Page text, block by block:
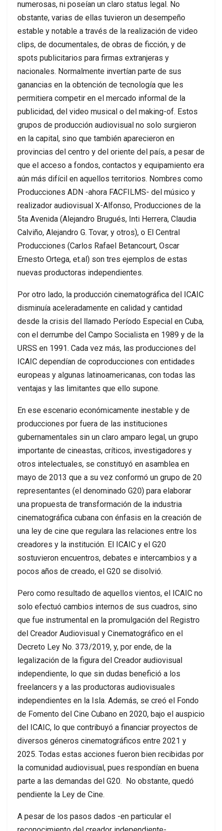
numerosas, ni poseían un claro status legal. No
obstante, varias de ellas tuvieron un desempeño
estable y notable a través de la realización de video
clips, de documentales, de obras de ficción, y de
spots publicitarios para firmas extranjeras y
nacionales. Normalmente invertían parte de sus
ganancias en la obtención de tecnología que les
permitiera competir en el mercado informal de la
publicidad, del video musical o del making-of. Estos
grupos de producción audiovisual no solo surgieron
en la capital, sino que también aparecieron en
provincias del centro y del oriente del país, a pesar de
que el acceso a fondos, contactos y equipamiento era
aún más difícil en aquellos territorios. Nombres como
Producciones ADN -ahora FACFILMS- del músico y
realizador audiovisual X-Alfonso, Producciones de la
5ta Avenida (Alejandro Brugués, Inti Herrera, Claudia
Calviño, Alejandro G. Tovar, y otros), o El Central
Producciones (Carlos Rafael Betancourt, Oscar
Ernesto Ortega, et.al) son tres ejemplos de estas
nuevas productoras independientes.
Por otro lado, la producción cinematográfica del ICAIC
disminuía aceleradamente en calidad y cantidad
desde la crisis del llamado Período Especial en Cuba,
con el derrumbe del Campo Socialista en 1989 y de la
URSS en 1991. Cada vez más, las producciones del
ICAIC dependían de coproducciones con entidades
europeas y algunas latinoamericanas, con todas las
ventajas y las limitantes que ello supone.
En ese escenario económicamente inestable y de
producciones por fuera de las instituciones
gubernamentales sin un claro amparo legal, un grupo
importante de cineastas, críticos, investigadores y
otros intelectuales, se constituyó en asamblea en
mayo de 2013 que a su vez conformó un grupo de 20
representantes (el denominado G20) para elaborar
una propuesta de transformación de la industria
cinematográfica cubana con énfasis en la creación de
una ley de cine que regulara las relaciones entre los
creadores y la institución. El ICAIC y el G20
sostuvieron encuentros, debates e intercambios y a
pocos años de creado, el G20 se disolvió.
Pero como resultado de aquellos vientos, el ICAIC no
solo efectuó cambios internos de sus cuadros, sino
que fue instrumental en la promulgación del Registro
del Creador Audiovisual y Cinematográfico en el
Decreto Ley No. 373/2019, y, por ende, de la
legalización de la figura del Creador audiovisual
independiente, lo que sin dudas benefició a los
freelancers y a las productoras audiovisuales
independientes en la Isla. Además, se creó el Fondo
de Fomento del Cine Cubano en 2020, bajo el auspicio
del ICAIC, lo que contribuyó a financiar proyectos de
diversos géneros cinematográficos entre 2021 y
2025. Todas estas acciones fueron bien recibidas por
la comunidad audiovisual, pues respondían en buena
parte a las demandas del G20. No obstante, quedó
pendiente la Ley de Cine.
A pesar de los pasos dados -en particular el